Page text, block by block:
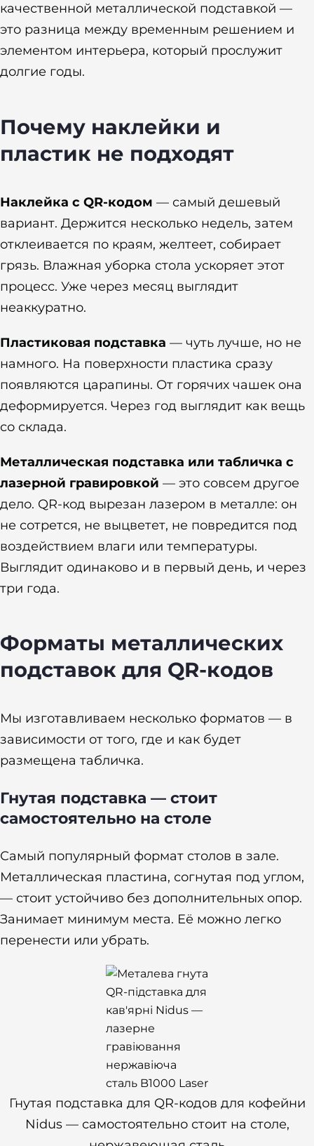
качественной металлической подставкой —
это разница между временным решением и
элементом интерьера, который прослужит
долгие годы.
Почему наклейки и
пластик не подходят
Наклейка с QR-кодом — самый дешевый
вариант. Держится несколько недель, затем
отклеивается по краям, желтеет, собирает
грязь. Влажная уборка стола ускоряет этот
процесс. Уже через месяц выглядит
неаккуратно.
Пластиковая подставка — чуть лучше, но не
намного. На поверхности пластика сразу
появляются царапины. От горячих чашек она
деформируется. Через год выглядит как вещь
со склада.
Металлическая подставка или табличка с
лазерной гравировкой — это совсем другое
дело. QR-код вырезан лазером в металле: он
не сотрется, не выцветет, не повредится под
воздействием влаги или температуры.
Выглядит одинаково и в первый день, и через
три года.
Форматы металлических
подставок для QR-кодов
Мы изготавливаем несколько форматов — в
зависимости от того, где и как будет
размещена табличка.
Гнутая подставка — стоит
самостоятельно на столе
Самый популярный формат столов в зале.
Металлическая пластина, согнутая под углом,
— стоит устойчиво без дополнительных опор.
Занимает минимум места. Её можно легко
перенести или убрать.
Гнутая подставка для QR-кодов для кофейни
Nidus — самостоятельно стоит на столе,